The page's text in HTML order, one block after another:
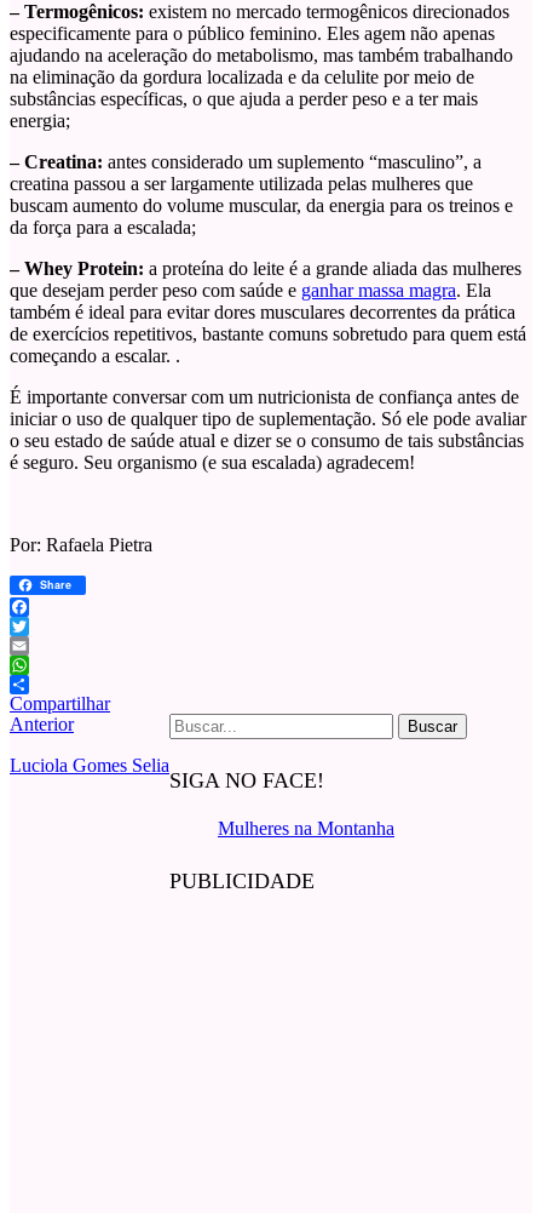
– Termogênicos: existem no mercado termogênicos direcionados
especificamente para o público feminino. Eles agem não apenas
ajudando na aceleração do metabolismo, mas também trabalhando
na eliminação da gordura localizada e da celulite por meio de
substâncias específicas, o que ajuda a perder peso e a ter mais
energia;
– Creatina: antes considerado um suplemento “masculino”, a
creatina passou a ser largamente utilizada pelas mulheres que
buscam aumento do volume muscular, da energia para os treinos e
da força para a escalada;
– Whey Protein: a proteína do leite é a grande aliada das mulheres
que desejam perder peso com saúde e ganhar massa magra. Ela
também é ideal para evitar dores musculares decorrentes da prática
de exercícios repetitivos, bastante comuns sobretudo para quem está
começando a escalar. .
É importante conversar com um nutricionista de confiança antes de
iniciar o uso de qualquer tipo de suplementação. Só ele pode avaliar
o seu estado de saúde atual e dizer se o consumo de tais substâncias
é seguro. Seu organismo (e sua escalada) agradecem!
Por: Rafaela Pietra
Share
Facebook
Twitter
Email
WhatsApp
Compartilhar
Buscar
por:
SIGA NO FACE!
Mulheres na Montanha
PUBLICIDADE
Anterior
Luciola Gomes Selia